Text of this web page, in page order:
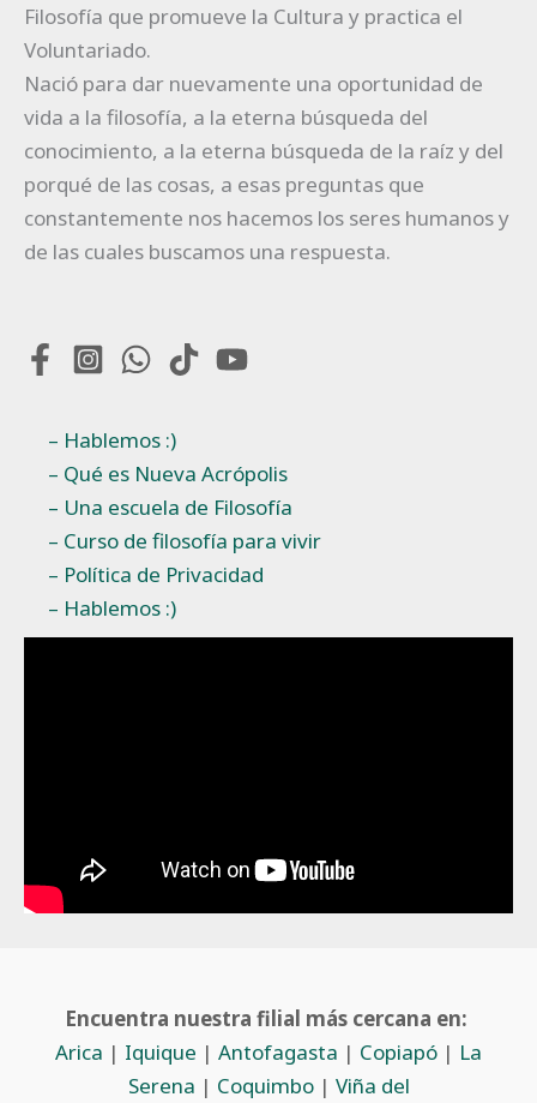
Filosofía que promueve la Cultura y practica el
Voluntariado.
Nació para dar nuevamente una oportunidad de
vida a la filosofía, a la eterna búsqueda del
conocimiento, a la eterna búsqueda de la raíz y del
porqué de las cosas, a esas preguntas que
constantemente nos hacemos los seres humanos y
de las cuales buscamos una respuesta.
– Hablemos :)
– Qué es Nueva Acrópolis
– Una escuela de Filosofía
– Curso de filosofía para vivir
– Política de Privacidad
– Hablemos :)
Encuentra nuestra filial más cercana en:
Arica | Iquique | Antofagasta | Copiapó | La
Serena | Coquimbo| Viña del